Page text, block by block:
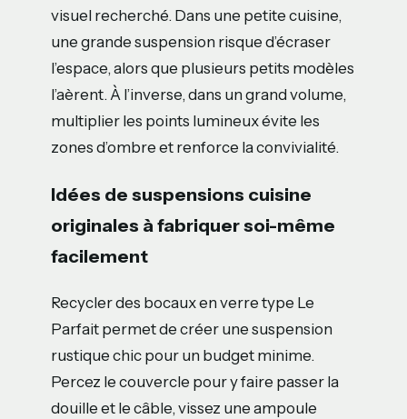
visuel recherché. Dans une petite cuisine,
une grande suspension risque d’écraser
l’espace, alors que plusieurs petits modèles
l’aèrent. À l’inverse, dans un grand volume,
multiplier les points lumineux évite les
zones d’ombre et renforce la convivialité.
Idées de suspensions cuisine
originales à fabriquer soi-même
facilement
Recycler des bocaux en verre type Le
Parfait permet de créer une suspension
rustique chic pour un budget minime.
Percez le couvercle pour y faire passer la
douille et le câble, vissez une ampoule